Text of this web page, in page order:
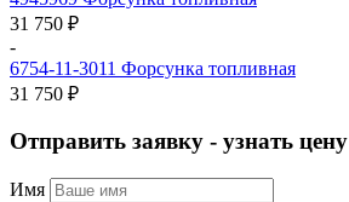
31 750 ₽
-
6754-11-3011 Форсунка топливная
31 750 ₽
Отправить заявку - узнать цену
Имя